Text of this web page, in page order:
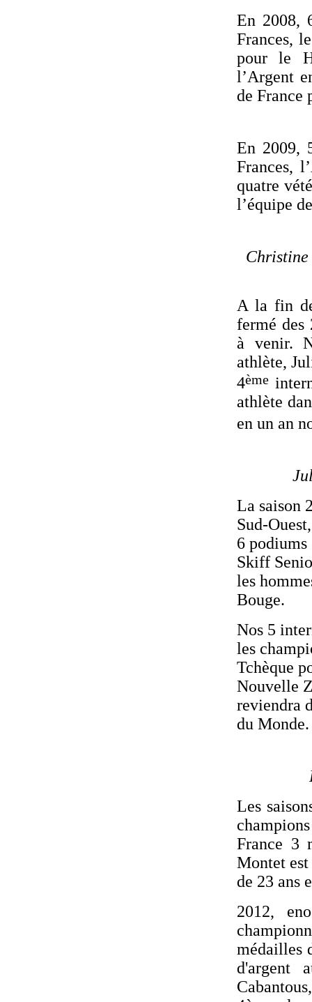
En 2008,
Frances,
pour le
l’Argent
de France
En 2009,
Frances,
quatre
l’équipe
Christine
A la fin
fermé des
à venir.
athlète,
4ème
athlète
en un an
La saison
Sud-
6
Skiff
les
Bouge.
Nos 5
les
Tchèque
Nouvelle
reviendra
du Monde.
Les
France 3
Montet
de 23 ans
2012,
médailles
d'argent